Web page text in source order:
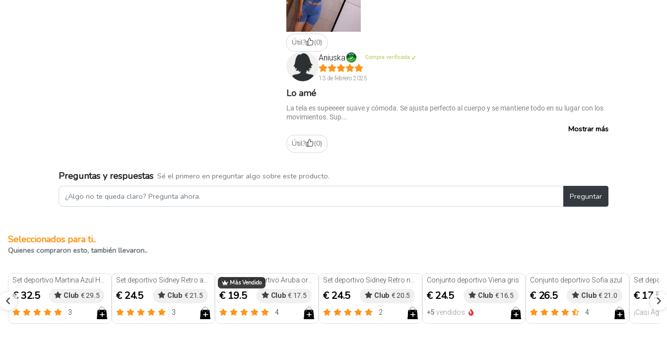
Útil? (0)
Aniuska
Compra verificada
13 de febrero 2025
Lo amé
La tela es supeeeer suave y cómoda. Se ajusta perfecto al cuerpo y se mantiene todo en su lugar con los
movimientos. Sup...
Mostrar más
Útil? (0)
Preguntas y respuestas Sé el primero en preguntar algo sobre este producto.
Preguntar
Seleccionados para ti..
Quienes compraron esto, también llevaron..
€ 32.5 Club € 29.5
3
€ 24.5 Club € 21.5
3
Más Vendido
€ 19.5 Club € 17.5
4
€ 24.5 Club € 20.5
2
Conjunto deportivo Viena gris
€ 24.5 Club € 16.5
+5 vendidos
Conjunto deportivo Sofia azul
€ 26.5 Club € 21.0
4
Set
€ 17.5
¡Casi